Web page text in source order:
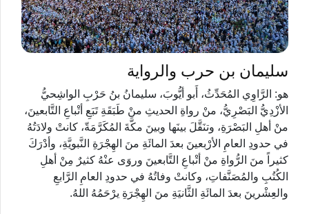
سليمان بن حرب والرواية
هو: الرَّاوِي المُحَدِّثُ، أَبو أيُّوبَ، سليمانُ بنُ حَرْبِ الواشِحيُّ
الأزْدِيُّ البَصْرِيُّ، منْ رواةِ الحديثِ منْ طَبَقَةِ تَبَعِ أتْباعِ التَّابعينَ،
منْ أهلِ البَصْرَةِ، وتنَقَّلَ بينَها وبينَ مكَّةَ المُكَرَّمَةّ، كانتْ ولادَتُهُ
في حدودِ العامِ الأرْبعينَ بعدَ المائَةِ منَ الهِجْرَةِ النَّبويَّةِ، وأدْرَكَ
كثيراً منَ الرُّواةِ منْ أتْباعِ التَّابعينَ وروَى عنْهُ كثيرٌ مِنْ أهلِ
الكُتُبِ والمُصَنَّفاتِ، وكانتْ وفاتُهُ في حدودِ العامِ الرَّابعِ
والعِشْرينَ بعدَ المائَةِ الثَّانيَةِ منَ الهِجْرَةِ يرْحَمُهُ اللهُ.